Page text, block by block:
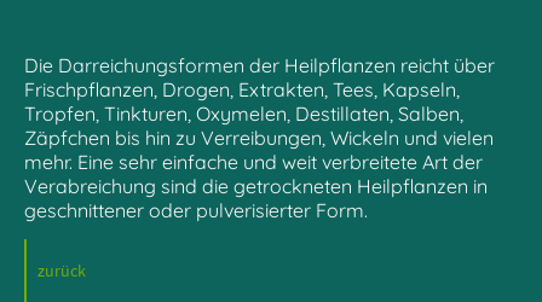
Die Darreichungsformen der Heilpflanzen reicht über
Frischpflanzen, Drogen, Extrakten, Tees, Kapseln,
Tropfen, Tinkturen, Oxymelen, Destillaten, Salben,
Zäpfchen bis hin zu Verreibungen, Wickeln und vielen
mehr. Eine sehr einfache und weit verbreitete Art der
Verabreichung sind die getrockneten Heilpflanzen in
geschnittener oder pulverisierter Form.
zurück